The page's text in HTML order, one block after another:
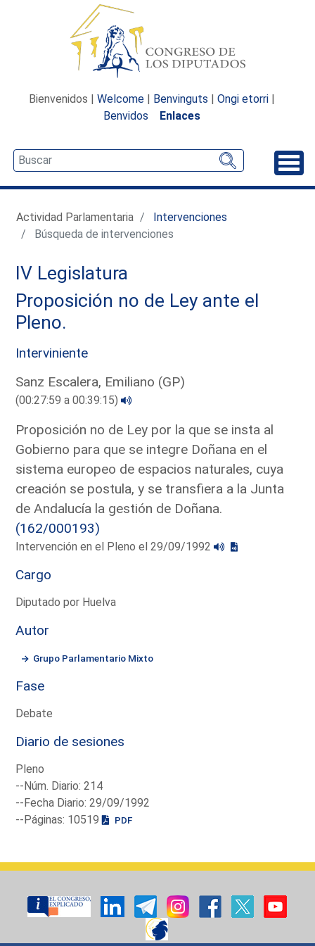
Bienvenidos | Welcome | Benvinguts | Ongi etorri |
Benvidos
Enlaces
Actividad Parlamentaria
Intervenciones
Búsqueda de intervenciones
IV Legislatura
Proposición no de Ley ante el
Pleno.
Interviniente
Sanz Escalera, Emiliano (GP)
(00:27:59 a 00:39:15)
Proposición no de Ley por la que se insta al
Gobierno para que se integre Doñana en el
sistema europeo de espacios naturales, cuya
creación se postula, y se transfiera a la Junta
de Andalucía la gestión de Doñana.
(162/000193)
Intervención en el Pleno el 29/09/1992
Cargo
Diputado por Huelva
Autor
Grupo Parlamentario Mixto
Fase
Debate
Diario de sesiones
Pleno
--Núm. Diario: 214
--Fecha Diario: 29/09/1992
--Páginas: 10519
PDF